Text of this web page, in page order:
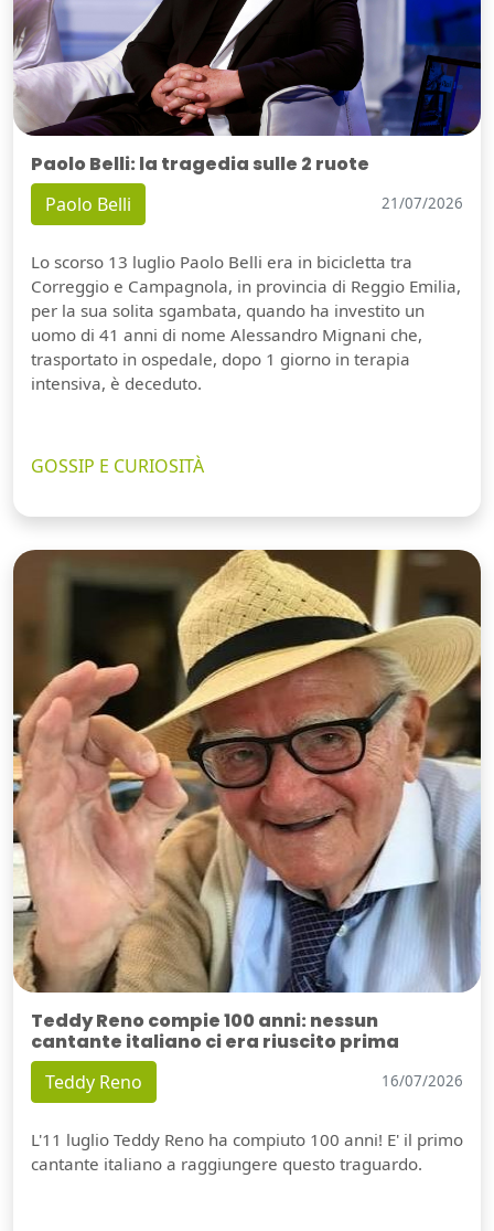
Paolo Belli: la tragedia sulle 2 ruote
Paolo Belli 21/07/2026
Lo scorso 13 luglio Paolo Belli era in bicicletta tra
Correggio e Campagnola, in provincia di Reggio Emilia,
per la sua solita sgambata, quando ha investito un
uomo di 41 anni di nome Alessandro Mignani che,
trasportato in ospedale, dopo 1 giorno in terapia
intensiva, è deceduto.
GOSSIP E CURIOSITÀ
Teddy Reno compie 100 anni: nessun
cantante italiano ci era riuscito prima
Teddy Reno 16/07/2026
L'11 luglio Teddy Reno ha compiuto 100 anni! E' il primo
cantante italiano a raggiungere questo traguardo.